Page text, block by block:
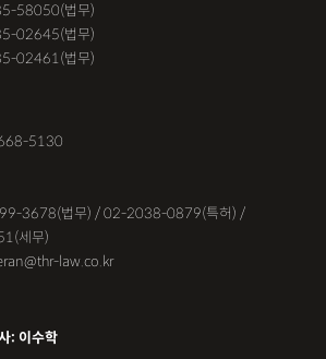
58050(법무)
02645(법무)
02461(법무)
5130
3678(법무) / 02-2038-0879(특허) /
세무)
law.co.kr
: 이수학